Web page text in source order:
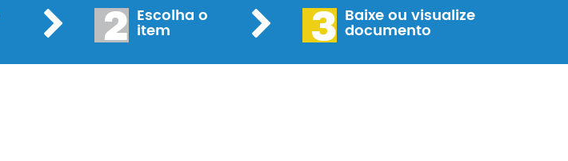
2 Escolha o
item 3 Baixe ou visualize
documento